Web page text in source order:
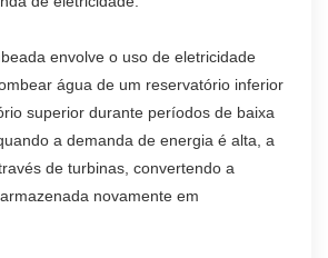
envolve o uso de eletricidade
água de um reservatório inferior
superior durante períodos de baixa
a demanda de energia é alta, a
de turbinas, convertendo a
novamente em